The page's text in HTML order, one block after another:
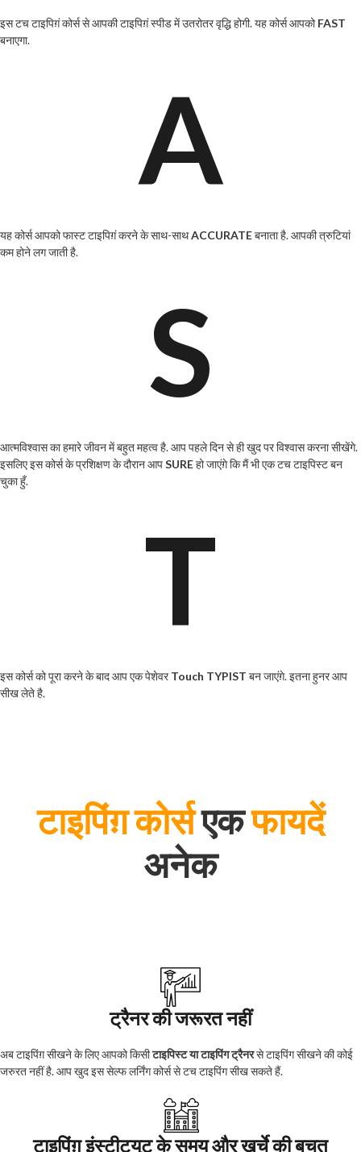
इस टच टाइपिग़ं कोर्स से आपकी टाइपिग़ं स्पीड में उतरोतर वृद्धि होगी. यह कोर्स आपकोFAST
बनाएगा.
A
यह कोर्स आपको फास्ट टाइपिग़ं करने के साथ-साथACCURATEबनाता है. आपकी त्रुटियां
कम होने लग जाती है.
S
आत्मविश्वास का हमारे जीवन में बहुत महत्व है. आप पहले दिन से ही खुद पर विश्वास करना सीखेंगे.
इसलिए इस कोर्स के प्रशिक्षण के दौरान आपSUREहो जाएंग़े कि मैं भी एक टच टाइपिस्ट बन
चुका हुँ.
T
इस कोर्स को पूरा करने के बाद आप एक पेशेवरTouch TYPIST बन जाएंग़े. इतना हुनर आप
सीख लेते है.
टाइपिंग़ कोर्सएकफायदें
अनेक
ट्रैनर की जरूरत नहीं
अब टाइपिंग़ सीखने के लिए आपको किसीटाइपिस्ट या टाइपिंग ट्रैनरसे टाइपिंग सीखने की कोई
जरुरत नहीं है. आप खुद इस सेल्फ लर्निंग कोर्स से टच टाइपिंग सीख सकते हैं.
टाइपिंग़ इंस्टीट्युट के समय और खर्चे की बचत